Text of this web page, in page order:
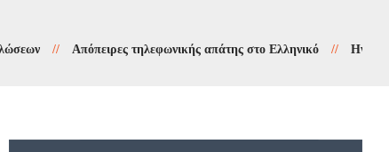
// Απόπειρες τηλεφωνικής απάτης στο Ελληνικό // Ηγουμενίτσα: